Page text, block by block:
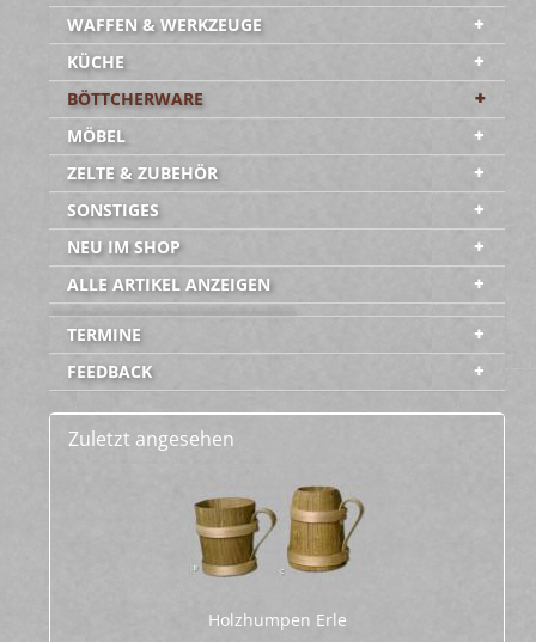
WAFFEN & WERKZEUGE
KÜCHE
BÖTTCHERWARE
MÖBEL
ZELTE & ZUBEHÖR
SONSTIGES
NEU IM SHOP
ALLE ARTIKEL ANZEIGEN
-----------------------------------------
TERMINE
FEEDBACK
Zuletzt angesehen
Holz­hum­pen Erle